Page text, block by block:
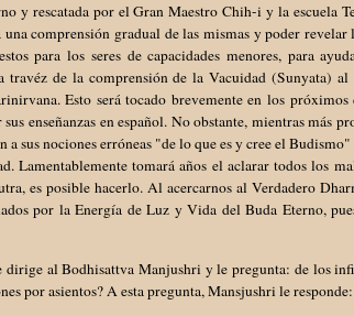
y rescatada por el Gran Maestro Chih-i y la escuela
una comprensión gradual de las mismas y poder
para los seres de capacidades menores, para
de la comprensión de la Vacuidad (Sunyata) al
Esto será tocado brevemente en los
enseñanzas en español. No obstante, mientras más
a sus nociones erróneas "de lo que es y cree el
Lamentablemente tomará años el aclarar todos los
es posible hacerlo. Al acercarnos al Verdadero
por la Energía de Luz y Vida del Buda Eterno,
al Bodhisattva Manjushri y le pregunta: de los
por asientos? A esta pregunta, Mansjushri le responde: